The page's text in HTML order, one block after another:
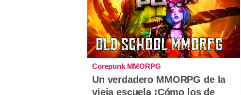
Corepunk MMORPG
Un verdadero MMORPG de la
vieja escuela ¡Cómo los de